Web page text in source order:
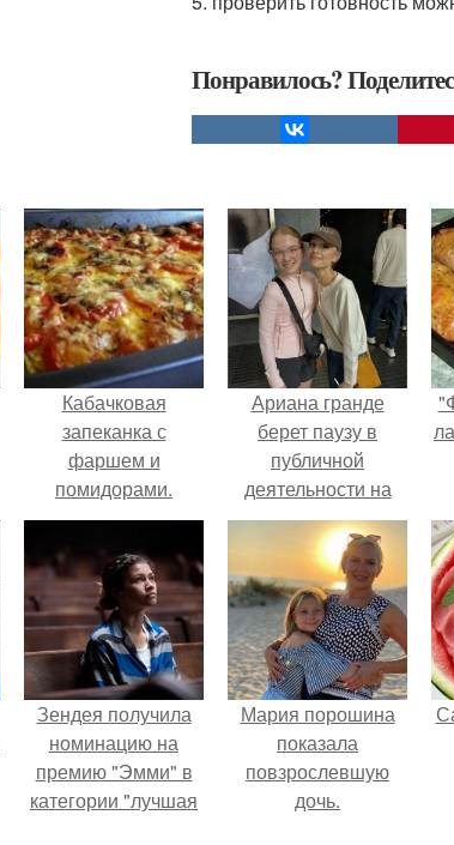
Понравилось?
Кабачковая
запеканка с
фаршем и
помидорами.
Ариана гранде
берет паузу в
публичной
деятельности на
фоне слухов о
своем здоровье.
Зендея получила
номинацию на
премию "Эмми" в
категории "лучшая
Мария порошина
показала
повзрослевшую
дочь.